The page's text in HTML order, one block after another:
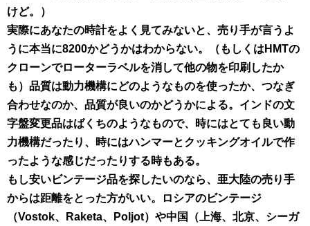
けど。）
実際にあなたの時計をよく見てみないと、売り手が言うよ
うに本当に8200かどうかはわからない。（もしくはHMTの
クローンでローターラベルを消して他の物を印刷したか
も）品質は動力機構にどのようなものを使ったか、つなぎ
合わせなのか、品質が良いのかどうかによる。インドの文
字盤変更品はばくちのようなもので、時にはとても良い動
力機構だったり、時にはハンマーとクッキングオイルで作
ったような感じだったりする時もある。
もし安いビンテージ品を探したいのなら、亜大陸の売り手
からは距離をとった方がいい。ロシアのビンテージ
（Vostok、Raketa、Poljot）や中国（上海、北京、シーガ